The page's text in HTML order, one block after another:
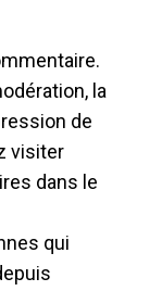
la
de
visiter
dans le
qui